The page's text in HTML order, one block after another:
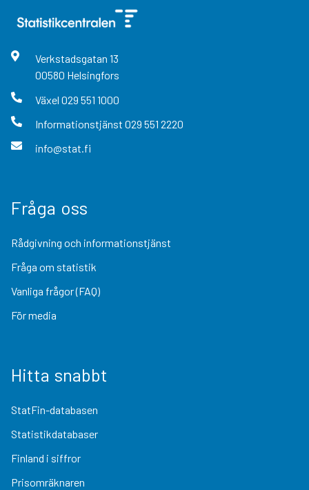
Verkstadsgatan 13
00580 Helsingfors
Växel 029 551 1000
Informationstjänst 029 551 2220
info@stat.fi
Fråga oss
Rådgivning och informationstjänst
Fråga om statistik
Vanliga frågor (FAQ)
För media
Hitta snabbt
StatFin-databasen
Statistikdatabaser
Finland i siffror
Prisomräknaren